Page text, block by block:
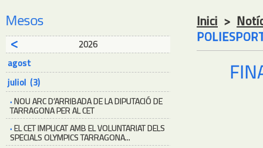
Mesos
2026
agost
juliol (3)
·NOU ARC D’ARRIBADA DE LA DIPUTACIÓ DE
TARRAGONA PER AL CET
·EL CET IMPLICAT AMB EL VOLUNTARIAT DELS
SPECIALS OLYMPICS TARRAGONA...
Inici >